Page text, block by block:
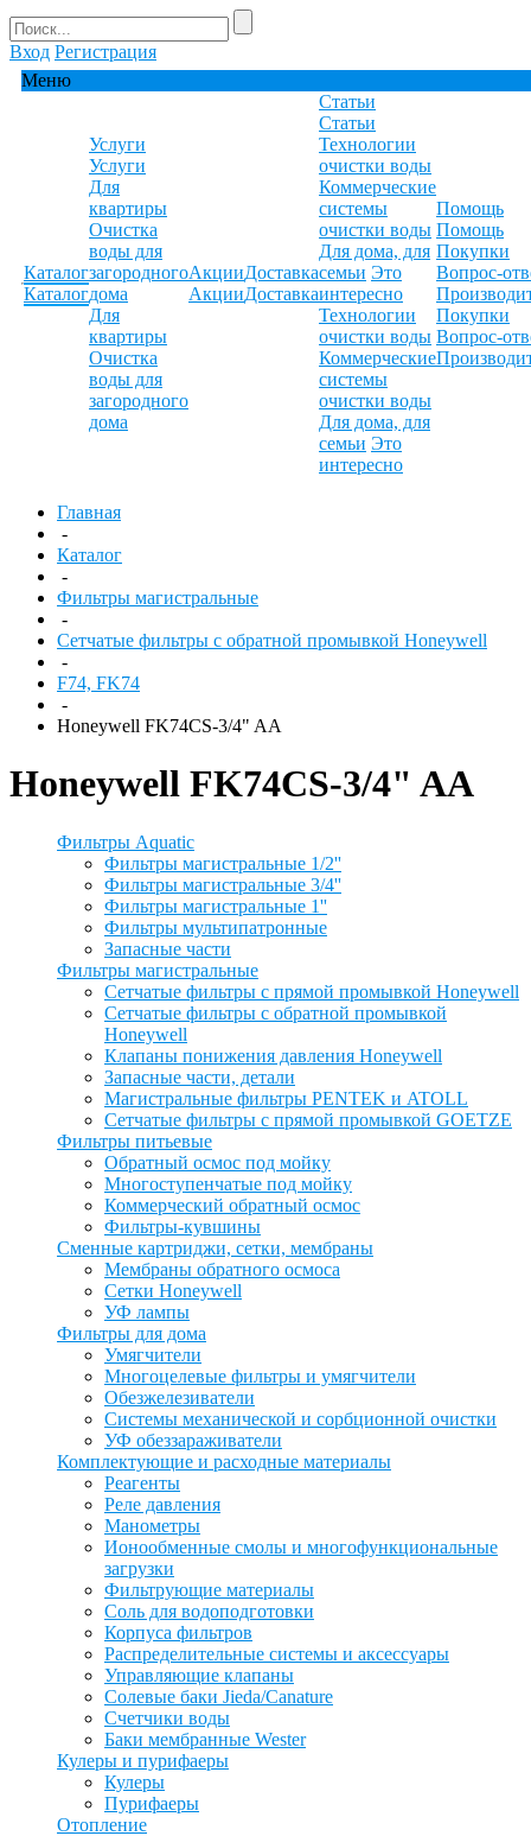
Вход Регистрация
Меню
Каталог
Каталог
Услуги
Услуги
Для
квартиры
Очистка
воды для
загородного
дома
Для
квартиры
Очистка
воды для
загородного
дома
Акции
Акции
Доставка
Доставка
Статьи
Статьи
Технологии
очистки воды
Коммерческие
системы
очистки воды
Для дома, для
семьи Это
интересно
Технологии
очистки воды
Коммерческие
системы
очистки воды
Для дома, для
семьи Это
интересно
Помощь
Помощь
Покупки
Вопрос-
Покупки
Вопрос-
Главная
-
Каталог
-
Фильтры магистральные
-
Сетчатые фильтры с обратной промывкой Honeywell
-
F74, FK74
-
Honeywell FK74CS-3/4" AA
Honeywell FK74CS-3/4" AA
Фильтры Aquatic
Фильтры магистральные 1/2''
Фильтры магистральные 3/4''
Фильтры магистральные 1''
Фильтры мультипатронные
Запасные части
Фильтры магистральные
Сетчатые фильтры с прямой промывкой Honeywell
Сетчатые фильтры с обратной промывкой
Honeywell
Клапаны понижения давления Honeywell
Запасные части, детали
Магистральные фильтры PENTEK и ATOLL
Сетчатые фильтры с прямой промывкой GOETZE
Фильтры питьевые
Обратный осмос под мойку
Многоступенчатые под мойку
Коммерческий обратный осмос
Фильтры-кувшины
Сменные картриджи, сетки, мембраны
Мембраны обратного осмоса
Сетки Honeywell
УФ лампы
Фильтры для дома
Умягчители
Многоцелевые фильтры и умягчители
Обезжелезиватели
Системы механической и сорбционной очистки
УФ обеззараживатели
Комплектующие и расходные материалы
Реагенты
Реле давления
Манометры
Ионообменные смолы и многофункциональные
загрузки
Фильтрующие материалы
Соль для водоподготовки
Корпуса фильтров
Распределительные системы и аксессуары
Управляющие клапаны
Солевые баки Jieda/Canature
Счетчики воды
Баки мембранные Wester
Кулеры и пурифаеры
Кулеры
Пурифаеры
Отопление